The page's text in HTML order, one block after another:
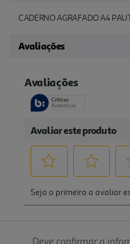
CADERNO AGRAFADO A4
Avaliações
Deve confirmar a